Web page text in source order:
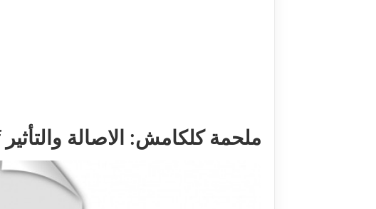
ملحمة كلكامش: الاصالة والتأثير pdf